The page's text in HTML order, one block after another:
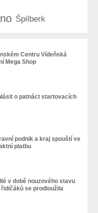
Špilberk
Centru Vídeňská
Mega Shop
o patnáct startovacích
podnik a kraj spouští ve
platbu
v době nouzového stavu
se prodloužila